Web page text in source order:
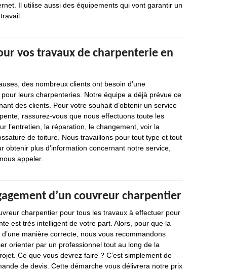
Il utilise aussi des équipements qui vont garantir un
vos travaux de charpenterie en
des nombreux clients ont besoin d’une
pour leurs charpenteries. Notre équipe a déjà prévue ce
des clients. Pour votre souhait d’obtenir un service
rassurez-vous que nous effectuons toute les
l’entretien, la réparation, le changement, voir la
de toiture. Nous travaillons pour tout type et tout
obtenir plus d’information concernant notre service,
appeler.
d’un couvreur charpentier
charpentier pour tous les travaux à effectuer pour
est très intelligent de votre part. Alors, pour que la
manière correcte, nous vous recommandons
orienter par un professionnel tout au long de la
Ce que vous devrez faire ? C’est simplement de
de devis. Cette démarche vous délivrera notre prix